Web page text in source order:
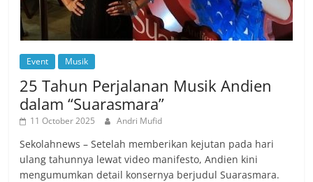
Event Musik
25 Tahun Perjalanan Musik Andien
dalam “Suarasmara”
11 October 2025 Andri Mufid
Sekolahnews – Setelah memberikan kejutan pada hari
ulang tahunnya lewat video manifesto, Andien kini
mengumumkan detail konsernya berjudul Suarasmara.